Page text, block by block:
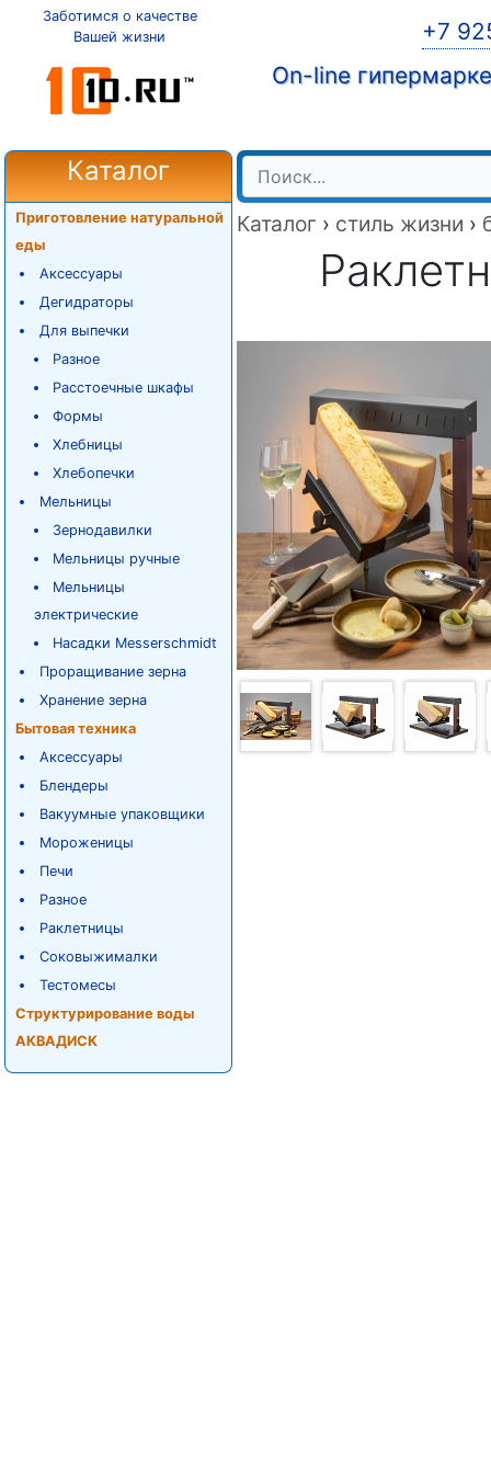
Заботимся о качестве
Вашей жизни
+7
On-line
Каталог
Приготовление натуральной
еды
Аксессуары
Дегидраторы
Для выпечки
Разное
Расстоечные шкафы
Формы
Хлебницы
Хлебопечки
Мельницы
Зернодавилки
Мельницы ручные
Мельницы
электрические
Насадки Messerschmidt
Проращивание зерна
Хранение зерна
Бытовая техника
Аксессуары
Блендеры
Вакуумные упаковщики
Мороженицы
Печи
Разное
Раклетницы
Соковыжималки
Тестомесы
Структурирование воды
АКВАДИСК
Каталог › стиль жизни ›